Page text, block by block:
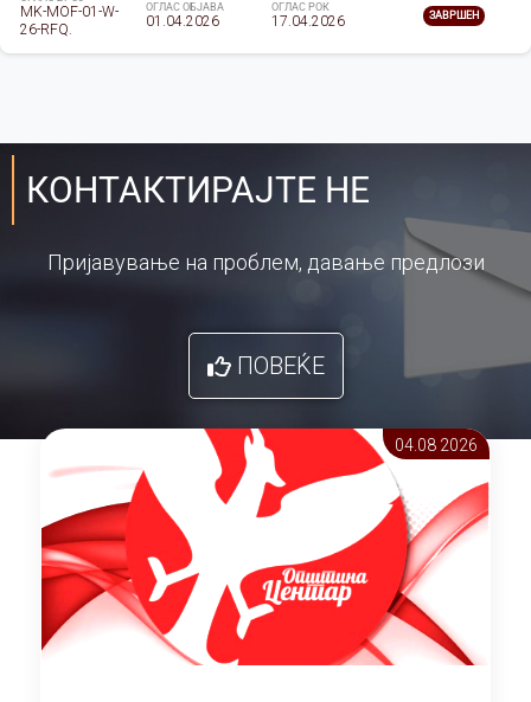
MK-MOF-01-W-
26-RFQ.
ОГЛАС ОБЈАВА
01.04.2026
ОГЛАС РОК
17.04.2026 ЗАВРШЕН
КОНТАКТИРАЈТЕ НЕ
Пријавување на проблем, давање предлози
ПОВЕЌЕ
04.08 2026